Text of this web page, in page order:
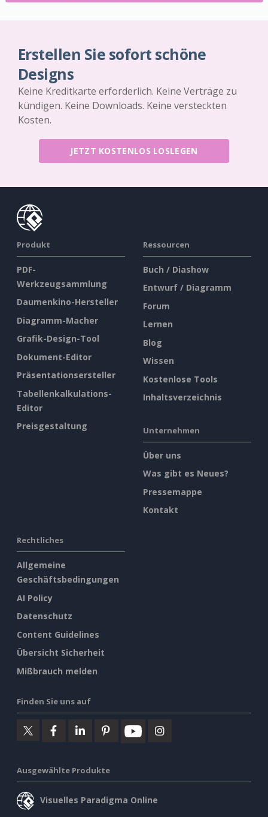
Erstellen Sie sofort schöne
Designs
Keine Kreditkarte erforderlich. Keine Verträge zu
kündigen. Keine Downloads. Keine versteckten
Kosten.
JETZT KOSTENLOS LOSLEGEN
Produkt
PDF-
Werkzeugsammlung
Daumenkino-Hersteller
Diagramm-Macher
Grafik-Design-Tool
Dokument-Editor
Präsentationsersteller
Tabellenkalkulations-
Editor
Preisgestaltung
Ressourcen
Buch / Diashow
Entwurf / Diagramm
Forum
Lernen
Blog
Wissen
Kostenlose Tools
Inhaltsverzeichnis
Unternehmen
Über uns
Was gibt es Neues?
Pressemappe
Kontakt
Rechtliches
Allgemeine
Geschäftsbedingungen
AI Policy
Datenschutz
Content Guidelines
Übersicht Sicherheit
Mißbrauch melden
Finden Sie uns auf
Ausgewählte Produkte
Visuelles Paradigma Online